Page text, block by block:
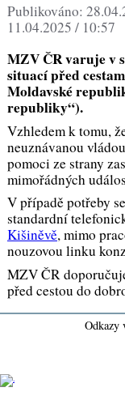
Publikováno:
11.04.2025 / 10:57
MZV ČR varuje v
situací před
Moldavské
republiky“).
Vzhledem k tomu,
neuznávanou
pomoci ze strany
mimořádných
V případě potřeby
standardní
Kišiněvě, mimo
nouzovou linku
MZV ČR
před cestou do
Odkazy